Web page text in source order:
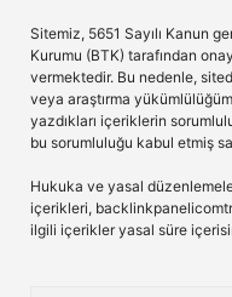
Sitemiz, 5651 Sayılı Kanun
Kurumu (BTK) tarafından
vermektedir. Bu nedenle,
veya araştırma
yazdıkları içeriklerin
bu sorumluluğu kabul etmiş
Hukuka ve yasal
içerikleri,
ilgili içerikler yasal süre